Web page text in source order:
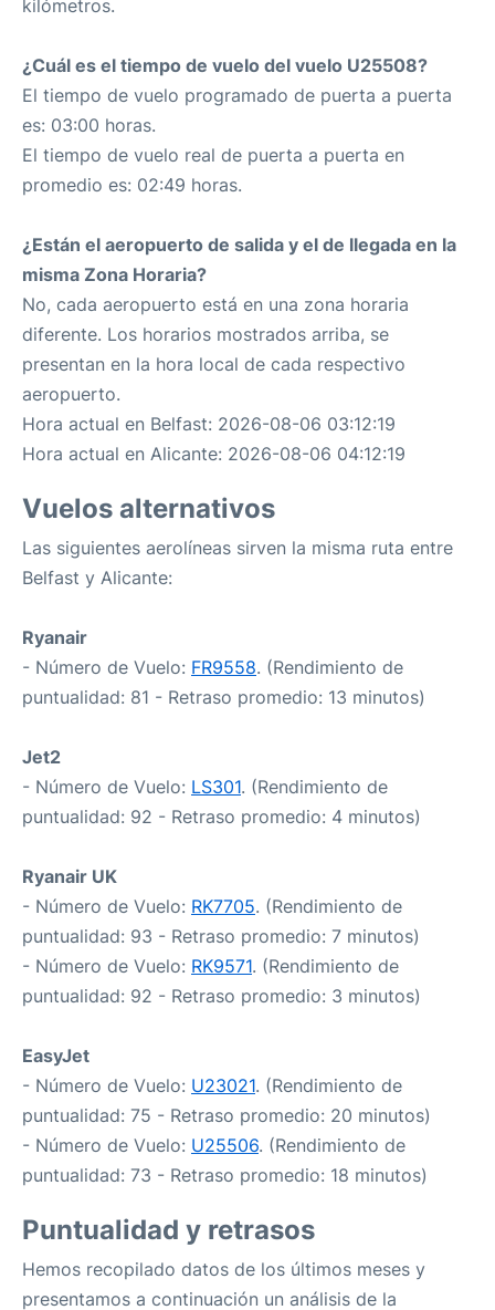
kilómetros.
¿Cuál es el tiempo de vuelo del vuelo U25508?
El tiempo de vuelo programado de puerta a puerta
es: 03:00 horas.
El tiempo de vuelo real de puerta a puerta en
promedio es: 02:49 horas.
¿Están el aeropuerto de salida y el de llegada en la
misma Zona Horaria?
No, cada aeropuerto está en una zona horaria
diferente. Los horarios mostrados arriba, se
presentan en la hora local de cada respectivo
aeropuerto.
Hora actual en Belfast: 2026-08-06 03:12:19
Hora actual en Alicante: 2026-08-06 04:12:19
Vuelos alternativos
Las siguientes aerolíneas sirven la misma ruta entre
Belfast y Alicante:
Ryanair
- Número de Vuelo: FR9558. (Rendimiento de
puntualidad: 81 - Retraso promedio: 13 minutos)
Jet2
- Número de Vuelo: LS301. (Rendimiento de
puntualidad: 92 - Retraso promedio: 4 minutos)
Ryanair UK
- Número de Vuelo: RK7705. (Rendimiento de
puntualidad: 93 - Retraso promedio: 7 minutos)
- Número de Vuelo: RK9571. (Rendimiento de
puntualidad: 92 - Retraso promedio: 3 minutos)
EasyJet
- Número de Vuelo: U23021. (Rendimiento de
puntualidad: 75 - Retraso promedio: 20 minutos)
- Número de Vuelo: U25506. (Rendimiento de
puntualidad: 73 - Retraso promedio: 18 minutos)
Puntualidad y retrasos
Hemos recopilado datos de los últimos meses y
presentamos a continuación un análisis de la